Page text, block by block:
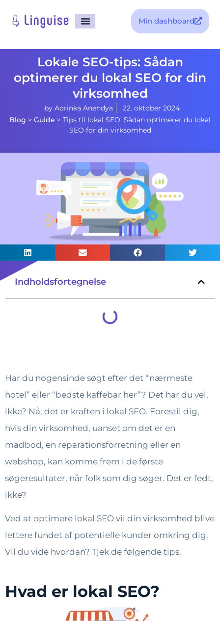
Min dashboard
Lokale SEO-tips: Sådan
optimerer du lokal SEO for din
virksomhed
by Aorinka Anendya
22. oktober 2024
Blog > Guide > Tips til lokal SEO: Sådan optimerer du lokal
SEO for din virksomhed
Indholdsfortegnelse
Har du nogensinde søgt efter det “nærmeste
hotel” eller “bedste kaffebar her”? Det har du vel,
ikke? Nå, det er kraften i lokal SEO. Forestil dig,
hvis din virksomhed, uanset om det er en
madbod, en reparationsforretning eller en
webshop, kan komme frem i de første
søgeresultater, når folk som dig søger. Det er fedt,
ikke?
Ved at optimere lokal SEO vil din virksomhed blive
lettere fundet af potentielle kunder omkring dig.
Vil du vide hvordan? Tjek de følgende tips.
Hvad er lokal SEO?